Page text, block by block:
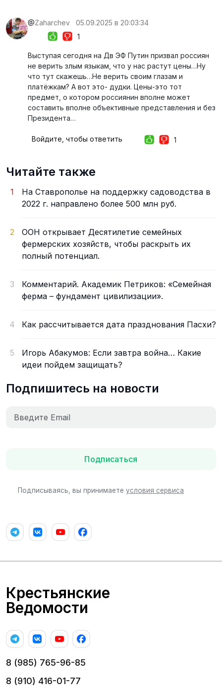
@Zaharchev
05.09.2025 в 20:03:34
1
Выступая сегодня на Дв ЭФ Путин призвал россиян
не верить злым языкам, что у нас растут цены…Ну
что тут скажешь…Не верить своим глазам и
платёжкам? А вот это- дудки. Цены-это тот
предмет, о котором россиянин вполне может
составить вполне объективные представления и без
Президента…
Войдите, чтобы ответить 1
Читайте также
1
На Ставрополье на поддержку садоводства в
2022 г. направлено более 500 млн руб.
2
ООН открывает Десятилетие семейных
фермерских хозяйств, чтобы раскрыть их
полный потенциал.
3
Комментарий. Академик Петриков: «Семейная
ферма – фундамент цивилизации».
4 Как рассчитывается дата празднования Пасхи?
5
Игорь Абакумов: Если завтра война… Какие
идеи пойдем защищать?
Подпишитесь на новости
Подписаться
Подписываясь, вы принимаете условия сервиса
Крестьянские
Ведомости
8 (985) 765-96-85
8 (910) 416-01-77